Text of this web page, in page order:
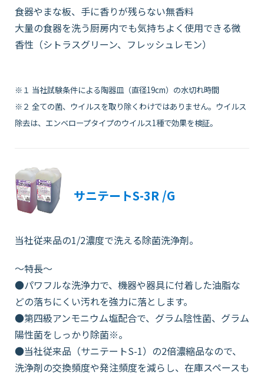
食器やまな板、手に香りが残らない無香料
大量の食器を洗う厨房内でも気持ちよく使用できる微
香性（シトラスグリーン、フレッシュレモン）
※１ 当社試験条件による陶器皿（直径19cm）の水切れ時間
※２ 全ての菌、ウイルスを取り除くわけではありません。ウイルス
除去は、エンベロープタイプのウイルス1種で効果を検証。
サニテートS-3R /G
当社従来品の1/2濃度で洗える除菌洗浄剤。
～特長～
●パワフルな洗浄力で、機器や器具に付着した油脂な
どの落ちにくい汚れを強力に落とします。
●第四級アンモニウム塩配合で、グラム陰性菌、グラム
陽性菌をしっかり除菌※。
●当社従来品（サニテートS-1）の2倍濃縮品なので、
洗浄剤の交換頻度や発注頻度を減らし、在庫スペースも